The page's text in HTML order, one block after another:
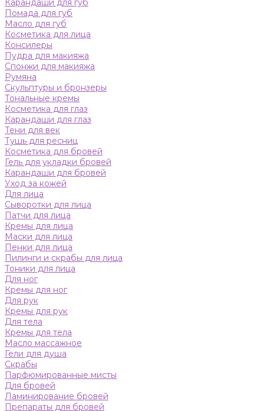
Карандаши для губ
Помада для губ
Масло для губ
Косметика для лица
Консилеры
Пудра для макияжа
Спонжи для макияжа
Румяна
Скульптуры и бронзеры
Тональные кремы
Косметика для глаз
Карандаши для глаз
Тени для век
Тушь для ресниц
Косметика для бровей
Гель для укладки бровей
Карандаши для бровей
Уход за кожей
Для лица
Сыворотки для лица
Патчи для лица
Кремы для лица
Маски для лица
Пенки для лица
Пилинги и скрабы для лица
Тоники для лица
Для ног
Кремы для ног
Для рук
Кремы для рук
Для тела
Кремы для тела
Масло массажное
Гели для душа
Скрабы
Парфюмированные мисты
Для бровей
Ламинирование бровей
Препараты для бровей